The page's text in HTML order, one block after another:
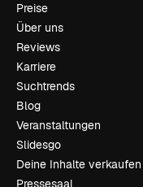
Preise
Über uns
Reviews
Karriere
Suchtrends
Blog
Veranstaltungen
Slidesgo
Deine Inhalte verkaufen
Pressesaal